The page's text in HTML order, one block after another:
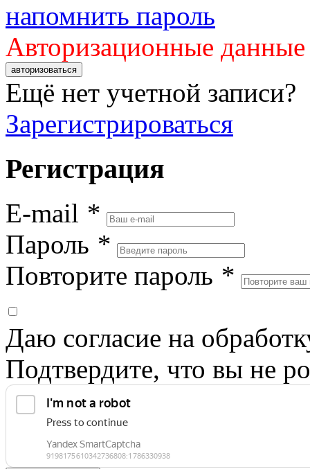
напомнить пароль
Авторизационные
авторизоваться
Ещё нет учетной записи?
Зарегистрироваться
Регистрация
E-mail *
Пароль *
Повторите пароль *
Даю согласие на
Подтвердите, что вы не